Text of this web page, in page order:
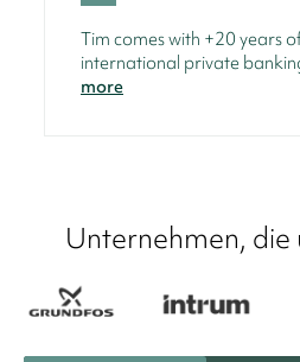
Tim comes with +20 years
international private
more
Unternehmen, die